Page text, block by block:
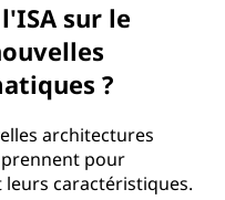
sur le
?
architectures
pour
leurs caractéristiques.